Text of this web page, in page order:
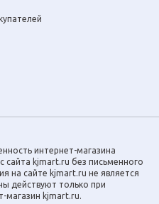
интернет-магазина
сайта kjmart.ru без письменного
на сайте kjmart.ru не является
действуют только при
магазин kjmart.ru.